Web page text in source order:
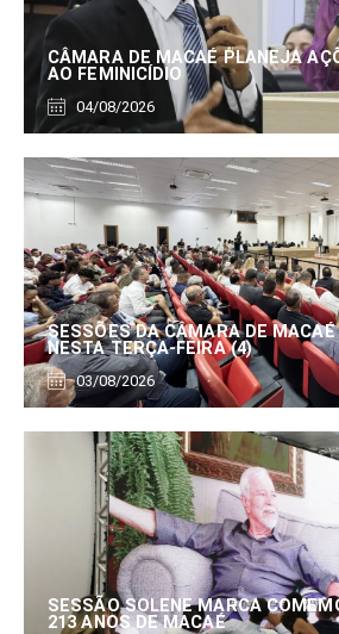
CÂMARA DE MACAÉ PLANEJA
AO FEMINICÍDIO
04/08/2026
SESSÕES DA CÂMARA DE
NESTA TERÇA-FEIRA (4)
03/08/2026
SESSÃO SOLENE MARCA
213 ANOS DE MACAÉ